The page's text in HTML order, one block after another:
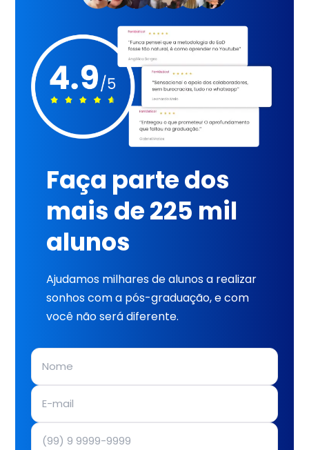
Faça parte dos
mais de 225 mil
alunos
Ajudamos milhares de alunos a realizar
sonhos com a pós-graduação, e com
você não será diferente.